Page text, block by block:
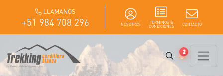
LLAMANOS
+51 984 708 296 NOSOTROS
TERMINOS &
CONDICIONES
CONTACTO
2